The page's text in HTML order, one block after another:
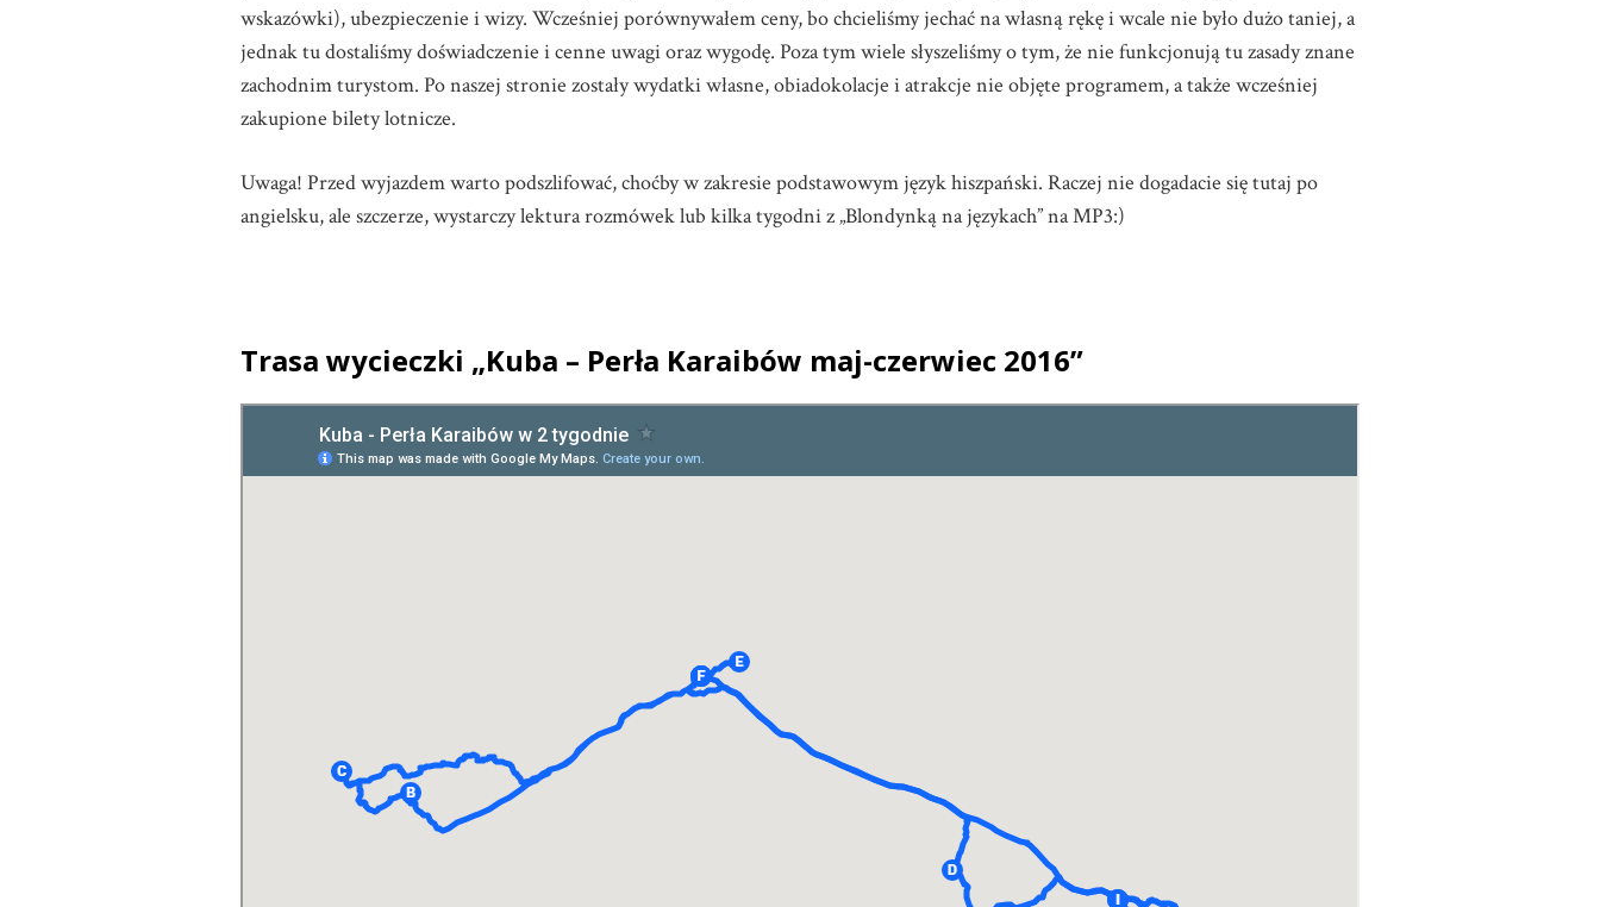
wskazówki), ubezpieczenie i wizy. Wcześniej porównywałem ceny, bo chcieliśmy jechać na własną rękę i wcale nie było dużo taniej, a
jednak tu dostaliśmy doświadczenie i cenne uwagi oraz wygodę. Poza tym wiele słyszeliśmy o tym, że nie funkcjonują tu zasady znane
zachodnim turystom. Po naszej stronie zostały wydatki własne, obiadokolacje i atrakcje nie objęte programem, a także wcześniej
zakupione bilety lotnicze.
Uwaga! Przed wyjazdem warto podszlifować, choćby w zakresie podstawowym język hiszpański. Raczej nie dogadacie się tutaj po
angielsku, ale szczerze, wystarczy lektura rozmówek lub kilka tygodni z „Blondynką na językach” na MP3:)
Trasa wycieczki „Kuba – Perła Karaibów maj-czerwiec 2016”